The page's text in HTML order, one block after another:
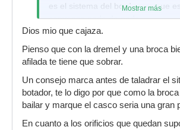
es el sistema del bordonero que
convence nada de nada.
Con la profundidad de caja que
usar mucho sin bordon a modo
a caja dentro de un mismo tema y
Asi que he adquirido via web un
de trick drums. Y quiero tunear la
Alguien ha hecho algo parecido.
Mostrar más
Dios mio que cajaza.
Pienso que con la dremel y una broca
afilada te tiene que sobrar.
Un consejo marca antes de taladrar el
botador, te lo digo por que como la
bailar y marque el casco seria una gran
En cuanto a los orificios que quedan